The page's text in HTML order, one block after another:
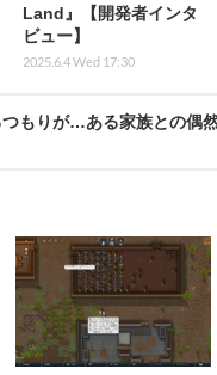
Land』【開発者インタ
ビュー】
2025.6.4 Wed 17:30
つもりが…ある家族との偶